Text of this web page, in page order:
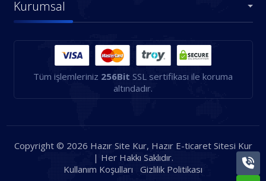
Kurumsal
Tüm işlemleriniz 256Bit SSL sertifikası ile koruma
altındadır.
Copyright © 2026 Hazır Site Kur, Hazır E-ticaret Sitesi Kur
| Her Hakkı Saklıdır.
Kullanım Koşulları
Gizlilik Politikası